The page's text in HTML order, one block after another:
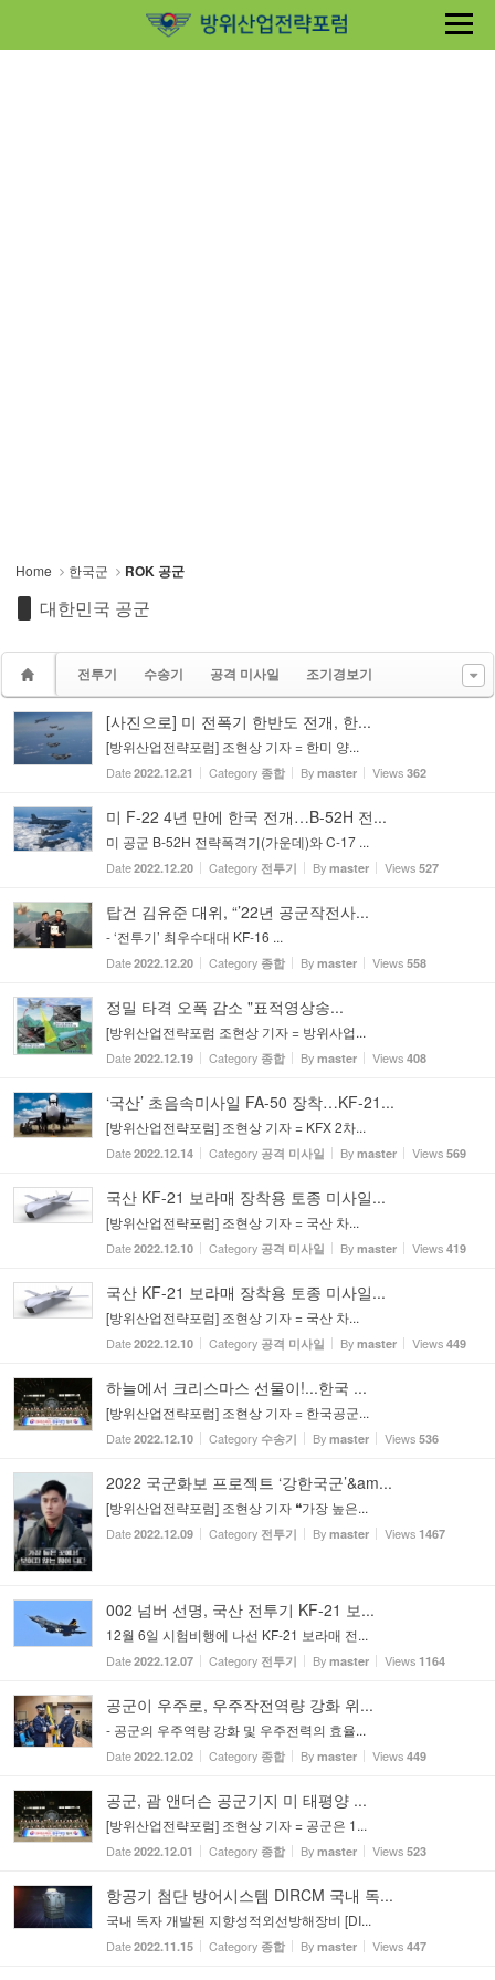
Home 한국군 ROK 공군
대한민국 공군
전투기 수송기 공격 미사일 조기경보기
[사진으로] 미 전폭기 한반도 전개, 한...
[방위산업전략포럼] 조현상 기자 = 한미 양...
Date2022.12.21 Category 종합 By master Views 362
미 F-22 4년 만에 한국 전개…B-52H 전...
미 공군 B-52H 전략폭격기(가운데)와 C-17 ...
Date2022.12.20 Category 전투기 By master Views 527
탑건 김유준 대위, “’22년 공군작전사...
- ‘전투기’ 최우수대대 KF-16 ...
Date2022.12.20 Category 종합 By master Views 558
정밀 타격 오폭 감소 "표적영상송...
[방위산업전략포럼 조현상 기자 = 방위사업...
Date2022.12.19 Category 종합 By master Views 408
‘국산’ 초음속미사일 FA-50 장착…KF-21...
[방위산업전략포럼] 조현상 기자 = KFX 2차...
Date2022.12.14 Category 공격 미사일 By master Views 569
국산 KF-21 보라매 장착용 토종 미사일...
[방위산업전략포럼] 조현상 기자 = 국산 차...
Date2022.12.10 Category 공격 미사일 By master Views 419
국산 KF-21 보라매 장착용 토종 미사일...
[방위산업전략포럼] 조현상 기자 = 국산 차...
Date2022.12.10 Category 공격 미사일 By master Views 449
하늘에서 크리스마스 선물이!...한국 ...
[방위산업전략포럼] 조현상 기자 = 한국공군...
Date2022.12.10 Category 수송기 By master Views 536
2022 국군화보 프로젝트 ‘강한국군’&am...
[방위산업전략포럼] 조현상 기자 ❝가장 높은...
Date2022.12.09 Category 전투기 By master Views 1467
002 넘버 선명, 국산 전투기 KF-21 보...
12월 6일 시험비행에 나선 KF-21 보라매 전...
Date2022.12.07 Category 전투기 By master Views 1164
공군이 우주로, 우주작전역량 강화 위...
- 공군의 우주역량 강화 및 우주전력의 효율...
Date2022.12.02 Category 종합 By master Views 449
공군, 괌 앤더슨 공군기지 미 태평양 ...
[방위산업전략포럼] 조현상 기자 = 공군은 1...
Date2022.12.01 Category 종합 By master Views 523
항공기 첨단 방어시스템 DIRCM 국내 독...
국내 독자 개발된 지향성적외선방해장비 [DI...
Date2022.11.15 Category 종합 By master Views 447